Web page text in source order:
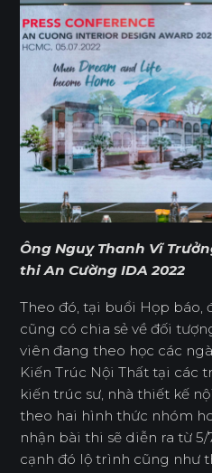
Ông Nguỵ Thanh Vĩ
thi An Cường IDA 2022
Theo đó, tại buổi Họp báo,
cũng có chia sẻ về đối
viên đang theo học các
Kiến Trúc Nội Thất tại các
kiến trúc sư, nhà thiết kế
theo hai hình thức nhóm
nhận bài thi sẽ diễn ra từ 5/
cạnh đó lộ trình cũng như